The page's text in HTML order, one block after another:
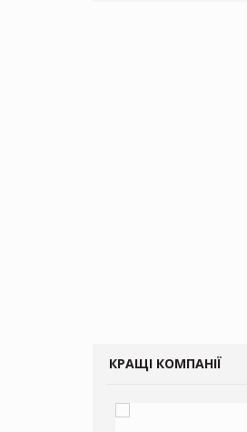
КРАЩІ КОМПАНІЇ